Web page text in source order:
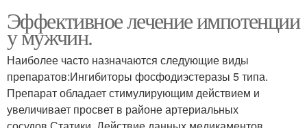
Эффективное лечение импотенции
у мужчин.
Наиболее часто назначаются следующие виды
препаратов:Ингибиторы фосфодиэстеразы 5 типа.
Препарат обладает стимулирующим действием и
увеличивает просвет в районе артериальных